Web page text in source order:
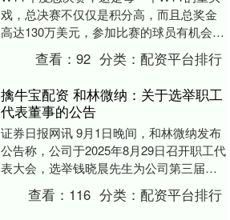
戏，总决赛不仅仅是积分高，而且总奖金
高达130万美元，参加比赛的球员有机会拿
到年度的最高奖金，毕竟这也是年度最高
的强手对....
查看：92 分类：配资平台排行
擒牛宝配资 和林微纳：关于选举职工
代表董事的公告
证券日报网讯 9月1日晚间，和林微纳发布
公告称，公司于2025年8月29日召开职工代
表大会，选举钱晓晨先生为公司第三届董
事会职工董事，钱晓晨先生将与公司
2025....查看： 116 分类：配资平台排行